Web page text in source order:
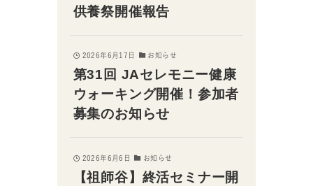
供養祭開催報告
2026年6月17日 お知らせ
第31回 JAセレモニー健康
ウォーキング開催！参加者
募集のお知らせ
2026年6月6日 お知らせ
【祖師谷】終活セミナー開